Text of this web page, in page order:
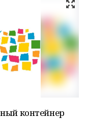
контейнер